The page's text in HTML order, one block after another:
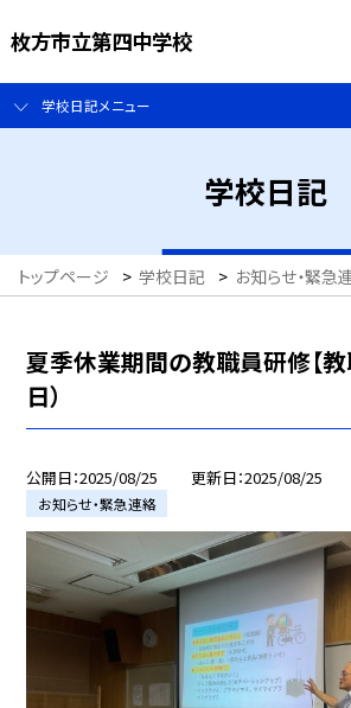
枚方市立第四中学校
学校日記メニュー
学校日記
トップページ > 学校日記 > お知らせ・緊急
夏季休業期間の教職員研修【教
日）
公開日 2025/08/25 更新日 2025/08/25
お知らせ・緊急連絡